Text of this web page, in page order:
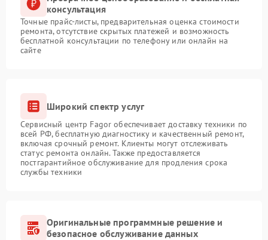
консультация
Точные прайс-листы, предварительная оценка стоимости
ремонта, отсутствие скрытых платежей и возможность
бесплатной консультации по телефону или онлайн на
сайте
Широкий спектр услуг
Сервисный центр Fagor обеспечивает доставку техники по
всей РФ, бесплатную диагностику и качественный ремонт,
включая срочный ремонт. Клиенты могут отслеживать
статус ремонта онлайн. Также предоставляется
постгарантийное обслуживание для продления срока
службы техники
Оригинальные программные решение и
безопасное обслуживание данных